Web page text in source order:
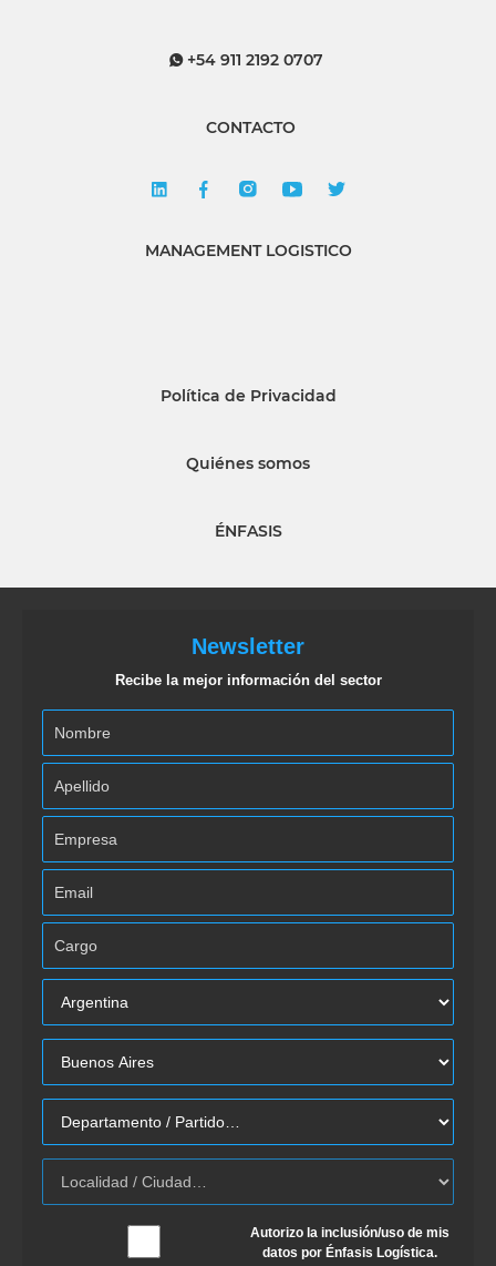
+54 911 2192 0707
CONTACTO
MANAGEMENT LOGISTICO
Política de Privacidad
Quiénes somos
ÉNFASIS
Newsletter
Recibe la mejor información del sector
Autorizo la inclusión/uso de mis
datos por Énfasis Logística.